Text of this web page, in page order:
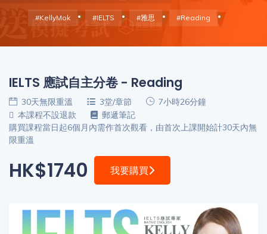
題
習
課
程
備
考
導
價
程
我
的
功
課
的
#KellyMok #IELTS #雅思 #Reading
IELTS 應試自主分卷 - Reading
30天無限重溫 3堂/章節
7小時26分鐘
本課程不設退款
郵遞筆記
購買課程當日起6個月內需作首次觀看，由首次上課開始計30天內無
限重溫
HK$1740 我要購買